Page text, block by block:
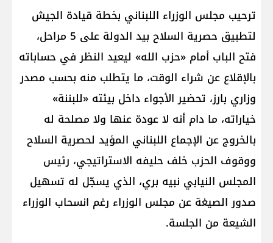
ترحيب مجلس الوزراء اللبناني بخطة قيادة الجيش
لتطبيق حصرية السلاح بيد الدولة على 5 مراحل،
فتح الباب أمام «حزب الله» ليعيد النظر في حساباته
بالإقلاع عن شراء الوقت، ما يتطلب منه بحسب مصدر
وزاري بارز، تحضير الأجواء داخل بيئته «للبننة»
خياراته، ما دام أنه لا عودة عنها ولا مصلحة له
بالخروج عن الإجماع اللبناني المؤيد لحصرية السلاح
ووقوف الحزب خلف حليفه الاستراتيجي، رئيس
المجلس النيابي نبيه بري، الذي يسجّل له تسهيل
صدور الصيغة عن مجلس الوزراء رغم انسحاب الوزراء
الشيعة من الجلسة.